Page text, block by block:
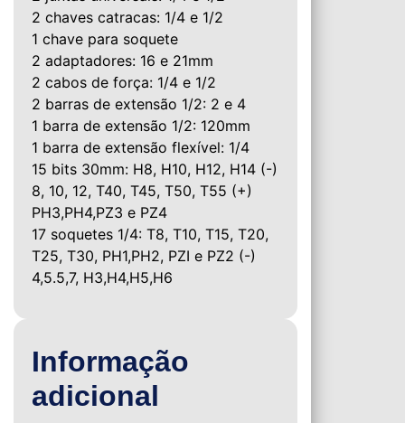
2 chaves catracas: 1/4 e 1/2
1 chave para soquete
2 adaptadores: 16 e 21mm
2 cabos de força: 1/4 e 1/2
2 barras de extensão 1/2: 2 e 4
1 barra de extensão 1/2: 120mm
1 barra de extensão flexível: 1/4
15 bits 30mm: H8, H10, H12, H14 (-)
8, 10, 12, T40, T45, T50, T55 (+)
PH3,PH4,PZ3 e PZ4
17 soquetes 1/4: T8, T10, T15, T20,
T25, T30, PH1,PH2, PZI e PZ2 (-)
4,5.5,7, H3,H4,H5,H6
Informação
adicional